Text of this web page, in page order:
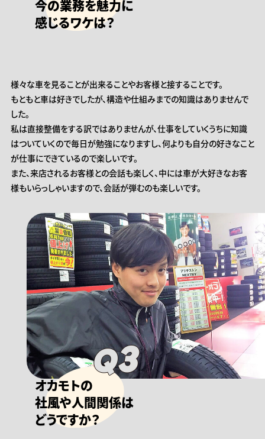
今の業務を魅力に
感じるワケは？
様々な車を見ることが出来ることやお客様と接することです。
もともと車は好きでしたが、構造や仕組みまでの知識はありませんで
した。
私は直接整備をする訳ではありませんが、仕事をしていくうちに知識
はついていくので毎日が勉強になりますし、何よりも自分の好きなこと
が仕事にできているので楽しいです。
また、来店されるお客様との会話も楽しく、中には車が大好きなお客
様もいらっしゃいますので、会話が弾むのも楽しいです。
3
オカモトの
社風や人間関係は
どうですか？